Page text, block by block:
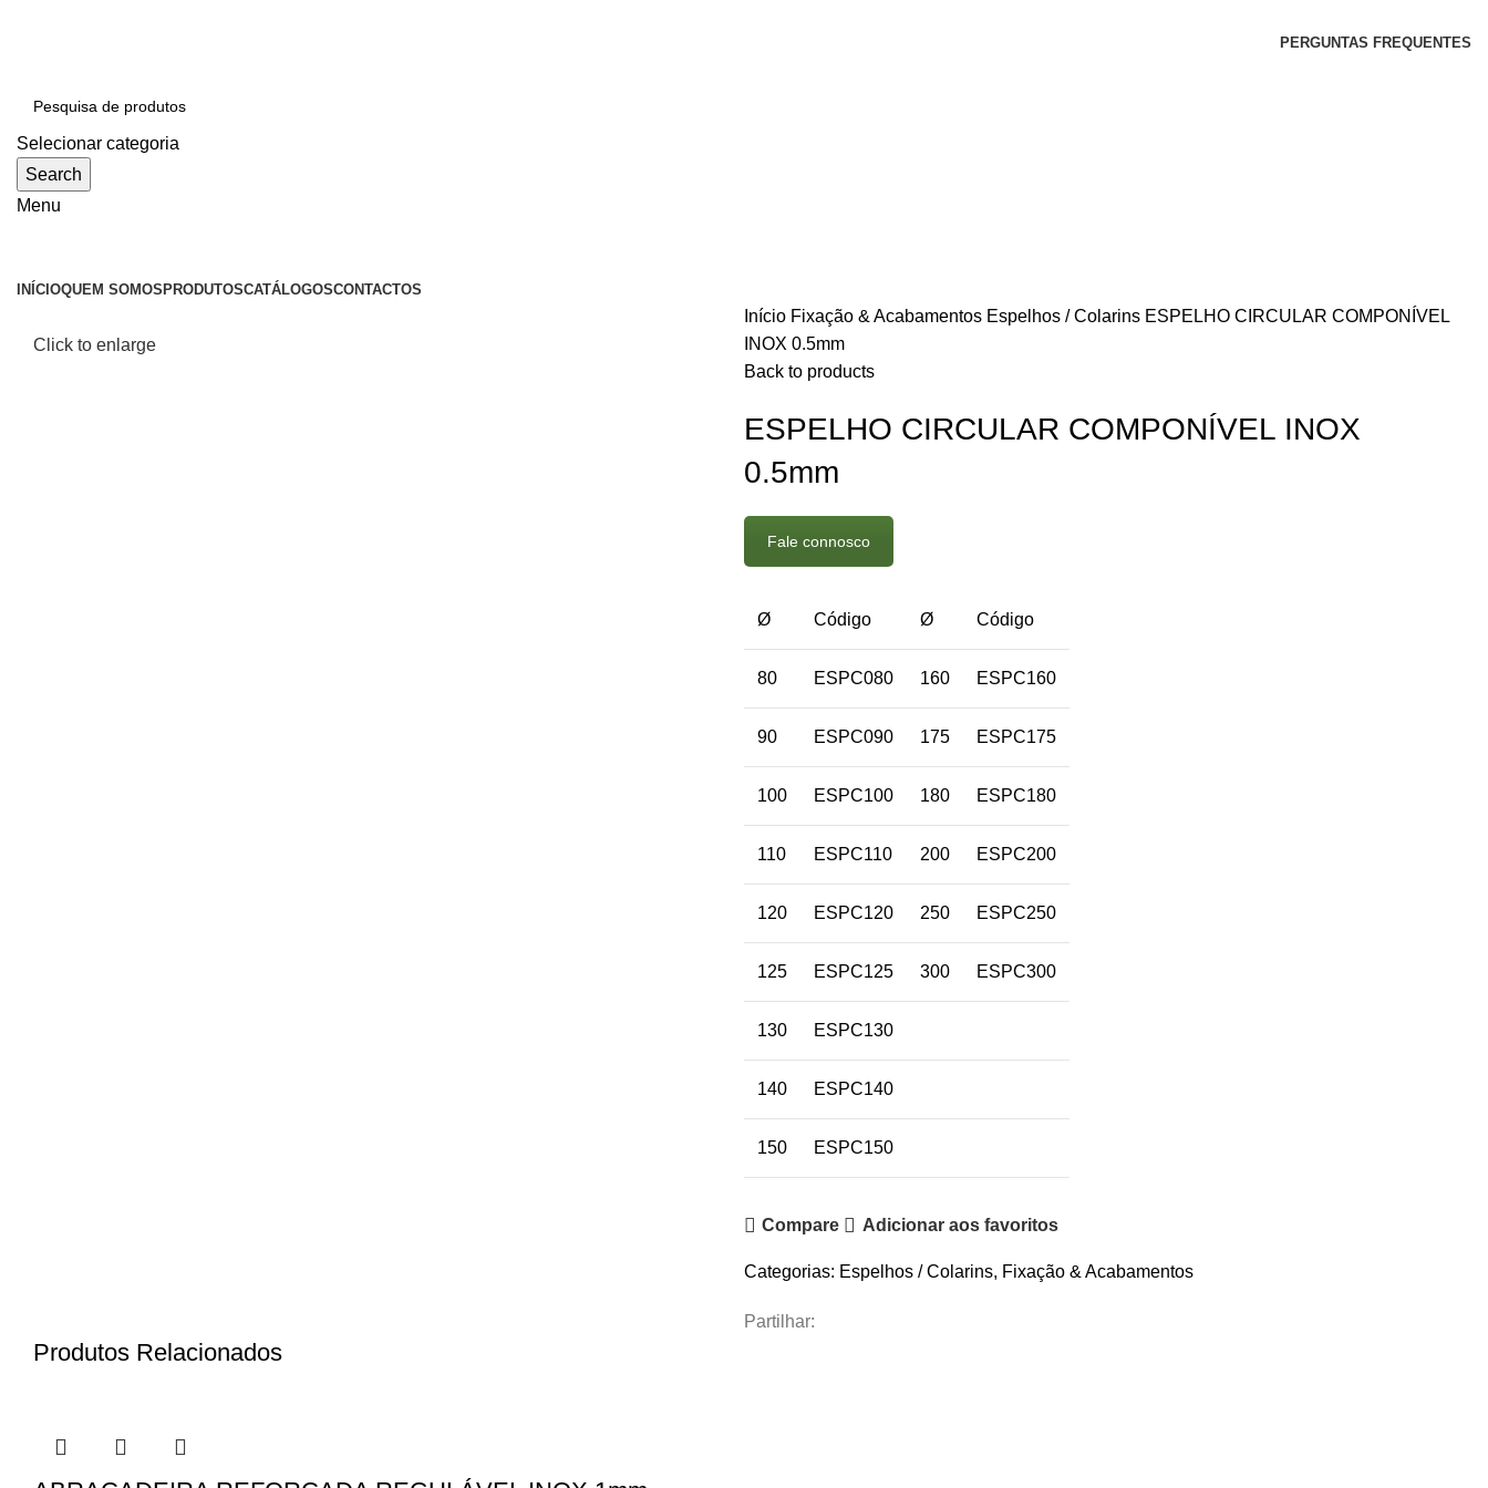
PERGUNTAS FREQUENTES
Selecionar categoria
Search
Menu
INÍCIOQUEM SOMOS PRODUTOSCATÁLOGOSCONTACTOS
Click to enlarge
Início Fixação & Acabamentos Espelhos / Colarins ESPELHO CIRCULAR COMPONÍVEL
INOX 0.5mm
Back to products
ESPELHO CIRCULAR COMPONÍVEL INOX
0.5mm
Fale connosco
Ø Código Ø Código
80 ESPC080 160 ESPC160
90 ESPC090 175 ESPC175
100 ESPC100 180 ESPC180
110 ESPC110 200 ESPC200
120 ESPC120 250 ESPC250
125 ESPC125 300 ESPC300
130 ESPC130
140 ESPC140
150 ESPC150
Compare Adicionar aos favoritos
Categorias: Espelhos / Colarins, Fixação & Acabamentos
Partilhar:
Produtos Relacionados